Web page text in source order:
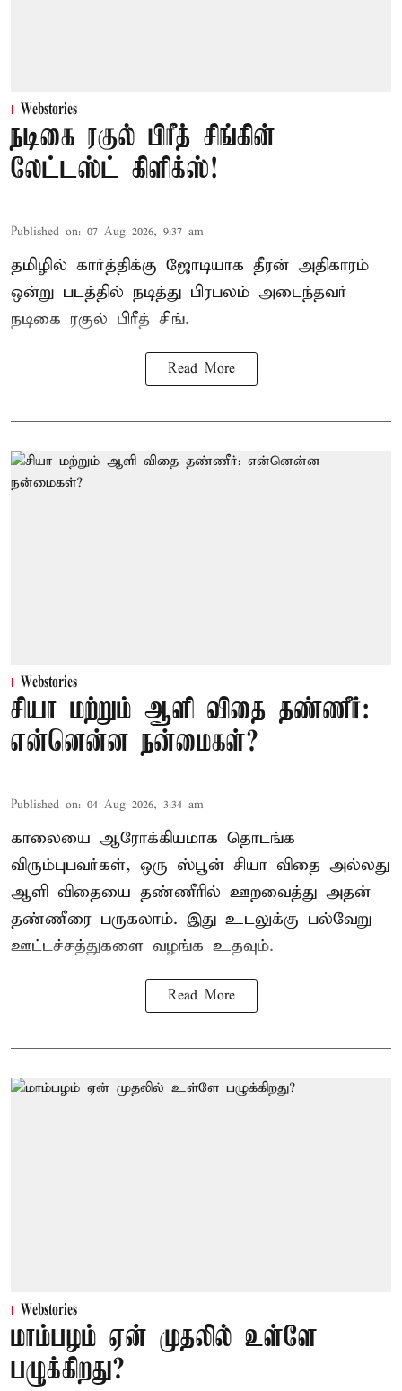
Webstories
நடிகை ரகுல் பிரீத் சிங்கின்
லேட்டஸ்ட் கிளிக்ஸ்!
Published on: 07 Aug 2026, 9:37 am
தமிழில் கார்த்திக்கு ஜோடியாக தீரன் அதிகாரம்
ஒன்று படத்தில் நடித்து பிரபலம் அடைந்தவர்
நடிகை ரகுல் பிரீத் சிங்.
Read More
Webstories
சியா மற்றும் ஆளி விதை தண்ணீர்:
என்னென்ன நன்மைகள்?
Published on: 04 Aug 2026, 3:34 am
காலையை ஆரோக்கியமாக தொடங்க
விரும்புபவர்கள், ஒரு ஸ்பூன் சியா விதை அல்லது
ஆளி விதையை தண்ணீரில் ஊறவைத்து அதன்
தண்ணீரை பருகலாம். இது உடலுக்கு பல்வேறு
ஊட்டச்சத்துகளை வழங்க உதவும்.
Read More
Webstories
மாம்பழம் ஏன் முதலில் உள்ளே
பழுக்கிறது?